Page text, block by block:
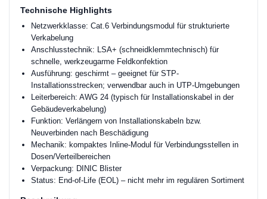
Technische Highlights
Netzwerkklasse: Cat.6 Verbindungsmodul für strukturierte
Verkabelung
Anschlusstechnik: LSA+ (schneidklemmtechnisch) für
schnelle, werkzeugarme Feldkonfektion
Ausführung: geschirmt – geeignet für STP-
Installationsstrecken; verwendbar auch in UTP-Umgebungen
Leiterbereich: AWG 24 (typisch für Installationskabel in der
Gebäudeverkabelung)
Funktion: Verlängern von Installationskabeln bzw.
Neuverbinden nach Beschädigung
Mechanik: kompaktes Inline-Modul für Verbindungsstellen in
Dosen/Verteilbereichen
Verpackung: DINIC Blister
Status: End-of-Life (EOL) – nicht mehr im regulären Sortiment